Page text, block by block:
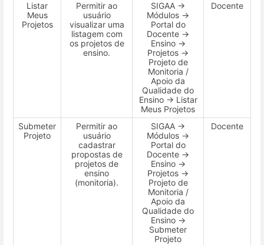
Listar
Meus
Projetos
Permitir ao
usuário
visualizar uma
listagem com
os projetos de
ensino.
SIGAA →
Módulos →
Portal do
Docente →
Ensino →
Projetos →
Projeto de
Monitoria /
Apoio da
Qualidade do
Ensino → Listar
Meus Projetos
Docente
Submeter
Projeto
Permitir ao
usuário
cadastrar
propostas de
projetos de
ensino
(monitoria).
SIGAA →
Módulos →
Portal do
Docente →
Ensino →
Projetos →
Projeto de
Monitoria /
Apoio da
Qualidade do
Ensino →
Submeter
Projeto
Docente